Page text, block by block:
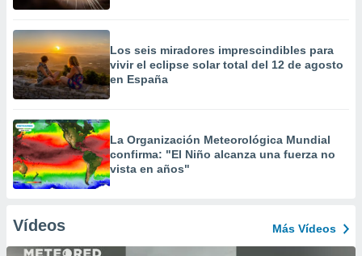
Los seis miradores imprescindibles para
vivir el eclipse solar total del 12 de agosto
en España
La Organización Meteorológica Mundial
confirma: "El Niño alcanza una fuerza no
vista en años"
Vídeos Más Vídeos